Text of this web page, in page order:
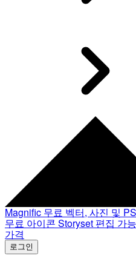
Magnific 무료 벡터, 사진 및
무료 아이콘 Storyset 편집 가
가격
로그인